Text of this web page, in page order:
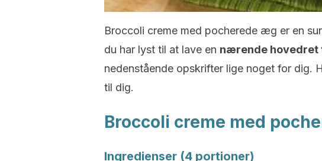
Broccoli creme med pocherede æg er en
du har lyst til at lave en nærende hovedret
nedenstående opskrifter lige noget for dig.
til dig.
Broccoli creme med
Ingredienser (4 portioner)